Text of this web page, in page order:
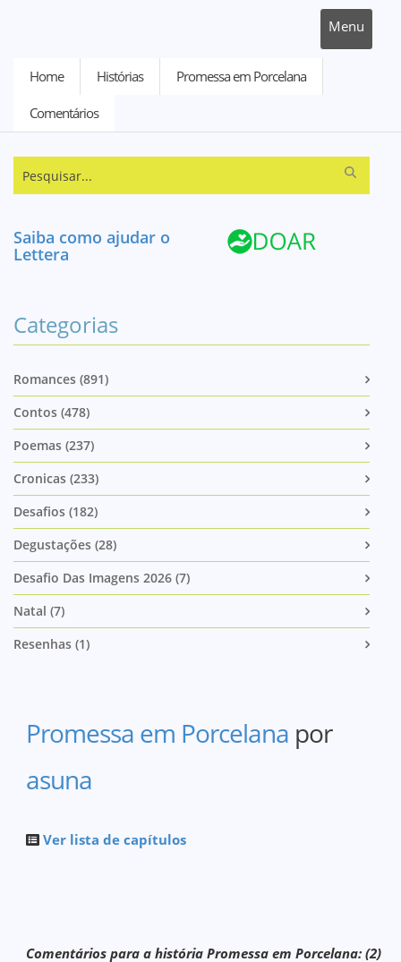
Menu
Home Histórias Promessa em Porcelana
Comentários
Saiba como ajudar o
Lettera
Categorias
Romances (891)
Contos (478)
Poemas (237)
Cronicas (233)
Desafios (182)
Degustações (28)
Desafio Das Imagens 2026 (7)
Natal (7)
Resenhas (1)
Promessa em Porcelana por
asuna
Ver lista de capítulos
Comentários para a história Promessa em Porcelana: (2)